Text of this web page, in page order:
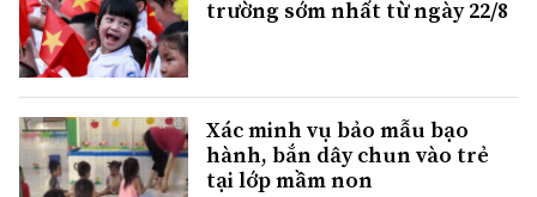
trường sớm nhất từ ngày 22/8
Xác minh vụ bảo mẫu bạo
hành, bắn dây chun vào trẻ
tại lớp mầm non